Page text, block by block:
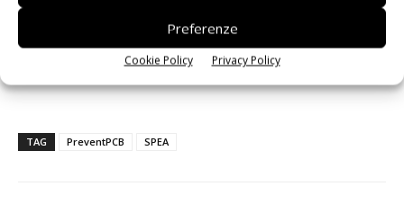
Preferenze
Cookie Policy Privacy Policy
marketing.hq@spea.com
commerciale@preventpcb.com
TAG PreventPCB SPEA